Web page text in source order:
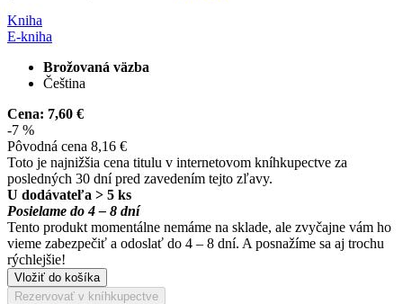
Kniha
E-kniha
Brožovaná väzba
Čeština
Cena: 7,60 €
-7 %
Pôvodná cena 8,16 €
Toto je najnižšia cena titulu v internetovom kníhkupectve za
posledných 30 dní pred zavedením tejto zľavy.
U dodávateľa > 5 ks
Posielame do 4 – 8 dní
Tento produkt momentálne nemáme na sklade, ale zvyčajne vám ho
vieme zabezpečiť a odoslať do 4 – 8 dní. A posnažíme sa aj trochu
rýchlejšie!
Vložiť do košíka
Rezervovať v kníhkupectve